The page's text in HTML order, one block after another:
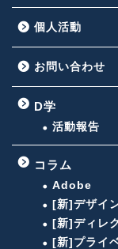
個人活動
お問い合わせ
D学
活動報告
コラム
Adobe
[新]デザイ
[新]ディレ
[新]プライ